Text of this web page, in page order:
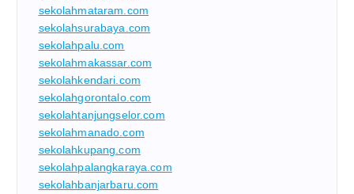
sekolahmataram.com
sekolahsurabaya.com
sekolahpalu.com
sekolahmakassar.com
sekolahkendari.com
sekolahgorontalo.com
sekolahtanjungselor.com
sekolahmanado.com
sekolahkupang.com
sekolahpalangkaraya.com
sekolahbanjarbaru.com